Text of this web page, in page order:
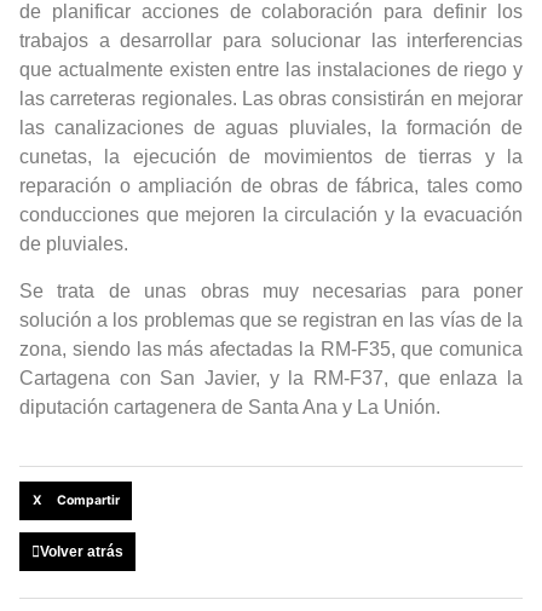
de planificar acciones de colaboración para definir los
trabajos a desarrollar para solucionar las interferencias
que actualmente existen entre las instalaciones de riego y
las carreteras regionales. Las obras consistirán en mejorar
las canalizaciones de aguas pluviales, la formación de
cunetas, la ejecución de movimientos de tierras y la
reparación o ampliación de obras de fábrica, tales como
conducciones que mejoren la circulación y la evacuación
de pluviales.
Se trata de unas obras muy necesarias para poner
solución a los problemas que se registran en las vías de la
zona, siendo las más afectadas la RM-F35, que comunica
Cartagena con San Javier, y la RM-F37, que enlaza la
diputación cartagenera de Santa Ana y La Unión.
X Compartir
Volver atrás